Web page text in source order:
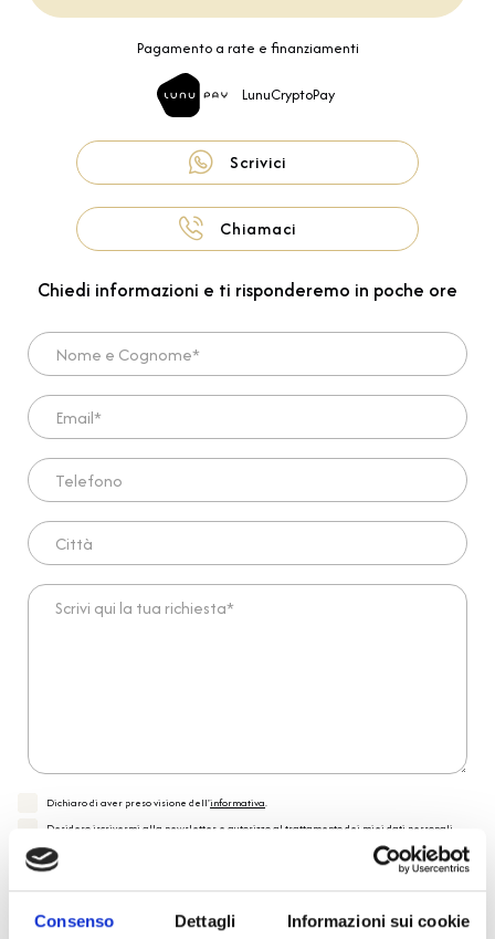
Consenso Dettagli Informazioni sui cookie
Pagamento a rate e finanziamenti
LunuCryptoPay
Scrivici
Chiamaci
Chiedi informazioni e ti risponderemo in poche ore
Nome e Cognome*
Email*
Telefono
Città
Scrivi qui la tua richiesta*
Dichiaro di aver preso visione dell'informativa.
Desidero iscrivermi alla newsletter e autorizzo al trattamento dei miei dati personali
* Campi obbligatori